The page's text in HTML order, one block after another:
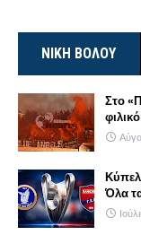
ΝΙΚΗ ΒΟΛΟΥ
Στο
Όλα